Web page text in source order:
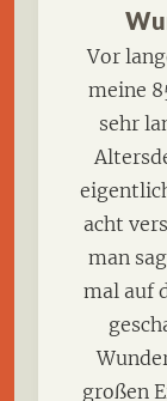
Vor
meine
sehr
acht
man
mal auf
großen